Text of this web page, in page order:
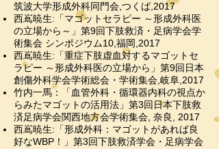
筑波大学形成外科同門会,つくば,2017
西嶌暁生:「マゴットセラピー ～形成外科医
の立場から～」第9回下肢救済・足病学会学
術集会 シンポジウム10,福岡,2017
西嶌暁生:「重症下肢虚血対するマゴットセ
ラピー ～形成外科医の立場から」第9回日本
創傷外科学会学術総会・学術集会,岐阜,2017
竹内一馬：「血管外科・循環器内科の視点か
らみたマゴットの活用法」第3回日本下肢救
済足病学会関西地方会学術集会, 奈良, 2017
西嶌暁生:「形成外科：マゴットがあれば良
好なWBP！」第3回下肢救済学会・足病学会